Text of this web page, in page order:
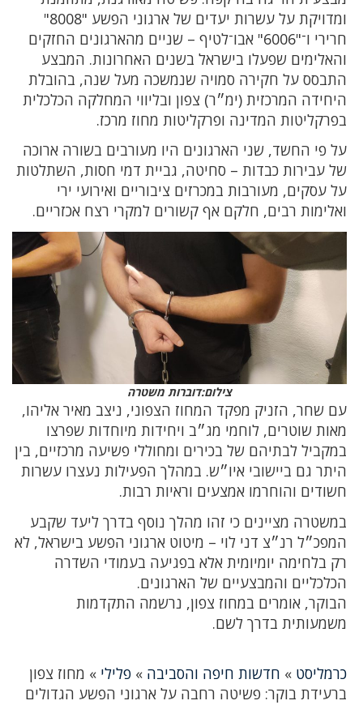
ומדויקת על עשרות יעדים של ארגוני הפשע "8008"
חרירי ו־"6006" אבו־לטיף – שניים מהארגונים החזקים
והאלימים שפעלו בישראל בשנים האחרונות. המבצע
התבסס על חקירה סמויה שנמשכה מעל שנה, בהובלת
היחידה המרכזית (ימ״ר) צפון ובליווי המחלקה הכלכלית
בפרקליטות המדינה ופרקליטות מחוז מרכז.
על פי החשד, שני הארגונים היו מעורבים בשורה ארוכה
של עבירות כבדות – סחיטה, גביית דמי חסות, השתלטות
על עסקים, מעורבות במכרזים ציבוריים ואירועי ירי
ואלימות רבים, חלקם אף קשורים למקרי רצח אכזריים.
צילום:דוברות משטרה
עם שחר, הזניק מפקד המחוז הצפוני, ניצב מאיר אליהו,
מאות שוטרים, לוחמי מג״ב ויחידות מיוחדות שפרצו
במקביל לבתיהם של בכירים ומחוללי פשיעה מרכזיים, בין
היתר גם ביישובי איו״ש. במהלך הפעילות נעצרו עשרות
חשודים והוחרמו אמצעים וראיות רבות.
במשטרה מציינים כי זהו מהלך נוסף בדרך ליעד שקבע
המפכ״ל רנ״צ דני לוי – מיטוט ארגוני הפשע בישראל, לא
רק בלחימה יומיומית אלא בפגיעה בעמודי השדרה
הכלכליים והמבצעיים של הארגונים.
הבוקר, אומרים במחוז צפון, נרשמה התקדמות
משמעותית בדרך לשם.
כרמליסט » חדשות חיפה והסביבה » פלילי » מחוז צפון
ברעידת בוקר: פשיטה רחבה על ארגוני הפשע הגדולים